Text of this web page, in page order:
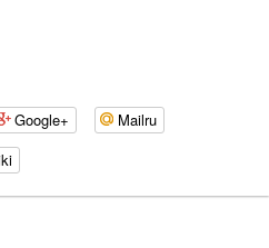
Google+
Mailru